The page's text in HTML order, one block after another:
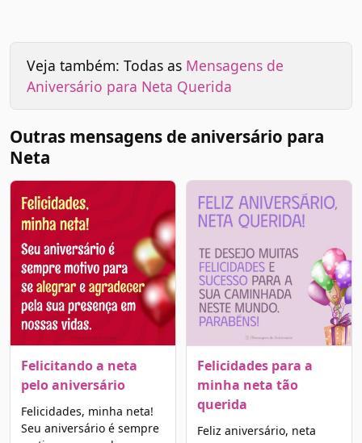
Veja também: Todas as Mensagens de
Aniversário para Neta Querida
Outras mensagens de aniversário para
Neta
Felicitando a neta
pelo aniversário
Felicidades, minha neta!
Seu aniversário é sempre
Felicidades para a
minha neta tão
querida
Feliz aniversário, neta